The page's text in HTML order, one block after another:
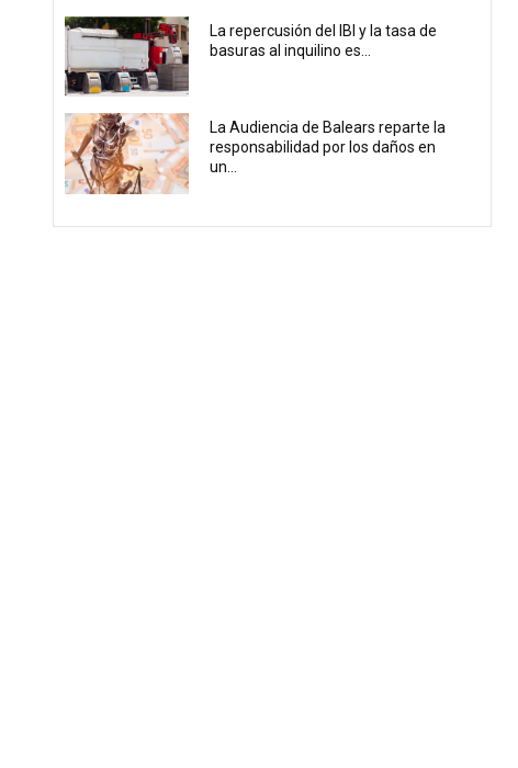
La repercusión del IBI y la tasa de
basuras al inquilino es...
La Audiencia de Balears reparte la
responsabilidad por los daños en
un...